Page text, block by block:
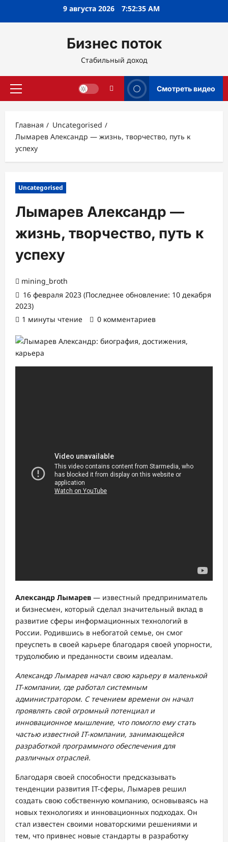
9 августа 2026 7:52:36 AM
Бизнес поток
Стабильный доход
Основное
Смотреть видео
Главная
Uncategorised
Лымарев Александр — жизнь, творчество, путь к
успеху
Uncategorised
Лымарев Александр —
жизнь, творчество, путь к
успеху
mining_broth
16 февраля 2023 (Последнее обновление: 10 декабря
2023)
1 минуты чтение
0 комментариев
Александр Лымарев — известный предприниматель
и бизнесмен, который сделал значительный вклад в
развитие сферы информационных технологий в
России. Родившись в небогатой семье, он смог
преуспеть в своей карьере благодаря своей упорности,
трудолюбию и преданности своим идеалам.
Александр Лымарев начал свою карьеру в маленькой
IT-компании, где работал системным
администратором. С течением времени он начал
проявлять свой огромный потенциал и
инновационное мышление, что помогло ему стать
частью известной IT-компании, занимающейся
разработкой программного обеспечения для
различных отраслей.
Благодаря своей способности предсказывать
тенденции развития IT-сферы, Лымарев решил
создать свою собственную компанию, основываясь на
новых технологиях и инновационных подходах. Он
стал известен своими новаторскими решениями и
тем, что привнес новые стандарты в разработку